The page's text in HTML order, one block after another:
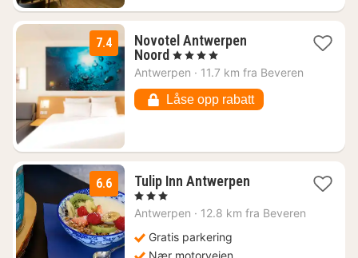
7.4
Novotel Antwerpen
Noord 1
natt
fra
1089
kr.
, 4 Stjerner
Antwerpen · 11.7 km fra Beveren
Låse opp rabatt
6.6 Tulip Inn Antwerpen1
fra
, 3 Stjerner
Antwerpen · 12.8 km fra Beveren
Gratis parkering
Nær motorveien